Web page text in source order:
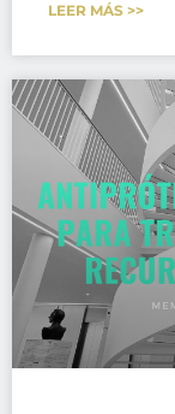
LEER MÁS >>